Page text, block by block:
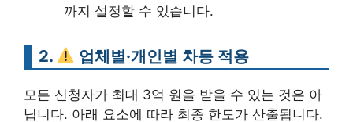
까지 설정할 수 있습니다.
2. 업체별·개인별 차등 적용
모든 신청자가 최대 3억 원을 받을 수 있는 것은 아
닙니다. 아래 요소에 따라 최종 한도가 산출됩니다.